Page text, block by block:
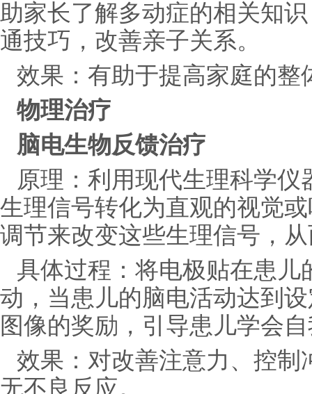
助家长了解多动症的相关知
通技巧，改善亲子关系。
效果：有助于提高家庭的
物理治疗
脑电生物反馈治疗
原理：利用现代生理科学
生理信号转化为直观的视觉
调节来改变这些生理信号，
具体过程：将电极贴在患
动，当患儿的脑电活动达到
图像的奖励，引导患儿学会
效果：对改善注意力、控
无不良反应。